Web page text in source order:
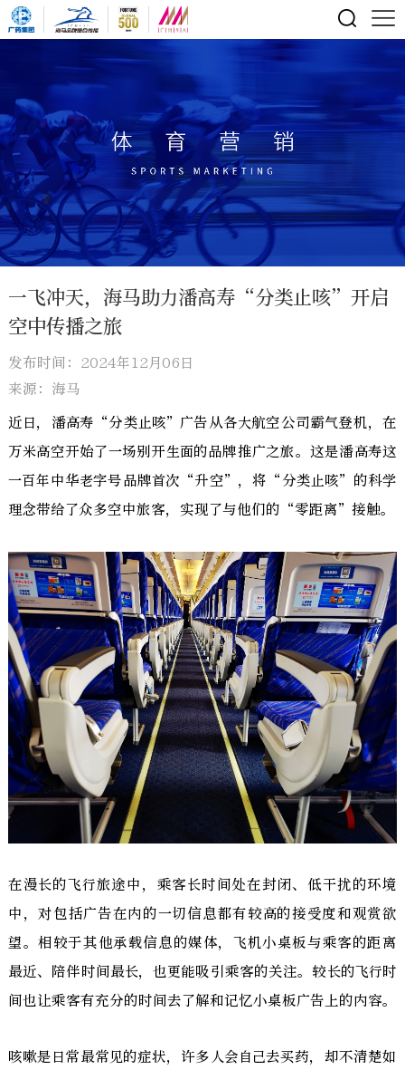
一飞冲天，海马助力潘高寿“分类止咳”开启
空中传播之旅
发布时间：2024年12月06日
来源：海马
近日，潘高寿“分类止咳”广告从各大航空公司霸气登机，在
万米高空开始了一场别开生面的品牌推广之旅。这是潘高寿这
一百年中华老字号品牌首次“升空”，将“分类止咳”的科学
理念带给了众多空中旅客，实现了与他们的“零距离”接触。
在漫长的飞行旅途中，乘客长时间处在封闭、低干扰的环境
中，对包括广告在内的一切信息都有较高的接受度和观赏欲
望。相较于其他承载信息的媒体，飞机小桌板与乘客的距离
最近、陪伴时间最长，也更能吸引乘客的关注。较长的飞行时
间也让乘客有充分的时间去了解和记忆小桌板广告上的内容。
咳嗽是日常最常见的症状，许多人会自己去买药，却不清楚如